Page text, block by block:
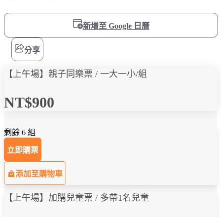
新增至 Google 日曆
分享
【上午場】親子同樂票 / 一大一小/組
NT$900
剩餘 6 組
立即購票
添加至購物車
【上午場】加購兒童票 / 多帶1名兒童